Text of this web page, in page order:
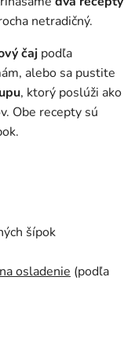
netradičný.
čaj podľa
alebo sa pustite
, ktorý poslúži ako
Obe recepty sú
šípok
osladenie (podľa